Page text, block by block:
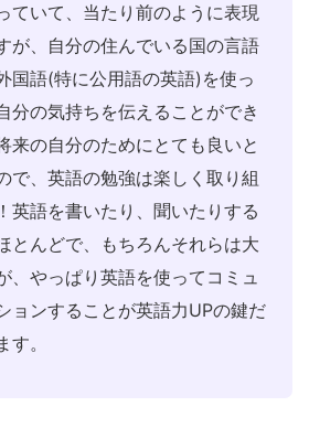
ていて、当たり前のように表現
が、自分の住んでいる国の言語
国語(特に公用語の英語)を使っ
分の気持ちを伝えることができ
来の自分のためにとても良いと
で、英語の勉強は楽しく取り組
英語を書いたり、聞いたりする
とんどで、もちろんそれらは大
、やっぱり英語を使ってコミュ
ョンすることが英語力UPの鍵だ
す。